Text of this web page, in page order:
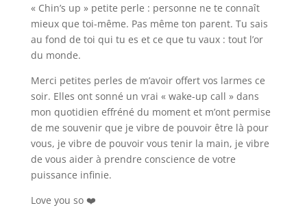
« Chin’s up » petite perle : personne ne te connaît
mieux que toi-même. Pas même ton parent. Tu sais
au fond de toi qui tu es et ce que tu vaux : tout l’or
du monde.
Merci petites perles de m’avoir offert vos larmes ce
soir. Elles ont sonné un vrai « wake-up call » dans
mon quotidien effréné du moment et m’ont permise
de me souvenir que je vibre de pouvoir être là pour
vous, je vibre de pouvoir vous tenir la main, je vibre
de vous aider à prendre conscience de votre
puissance infinie.
Love you so ❤️